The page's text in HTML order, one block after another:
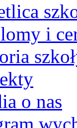
i
o nas